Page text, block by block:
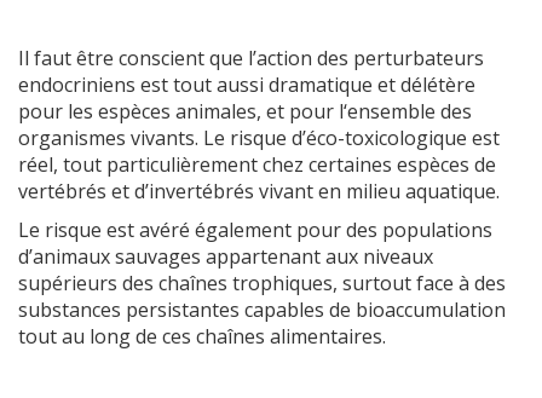
Il faut être conscient que l’action des perturbateurs
endocriniens est tout aussi dramatique et délétère
pour les espèces animales, et pour l‘ensemble des
organismes vivants. Le risque d’éco-toxicologique est
réel, tout particulièrement chez certaines espèces de
vertébrés et d’invertébrés vivant en milieu aquatique.
Le risque est avéré également pour des populations
d’animaux sauvages appartenant aux niveaux
supérieurs des chaînes trophiques, surtout face à des
substances persistantes capables de bioaccumulation
tout au long de ces chaînes alimentaires.